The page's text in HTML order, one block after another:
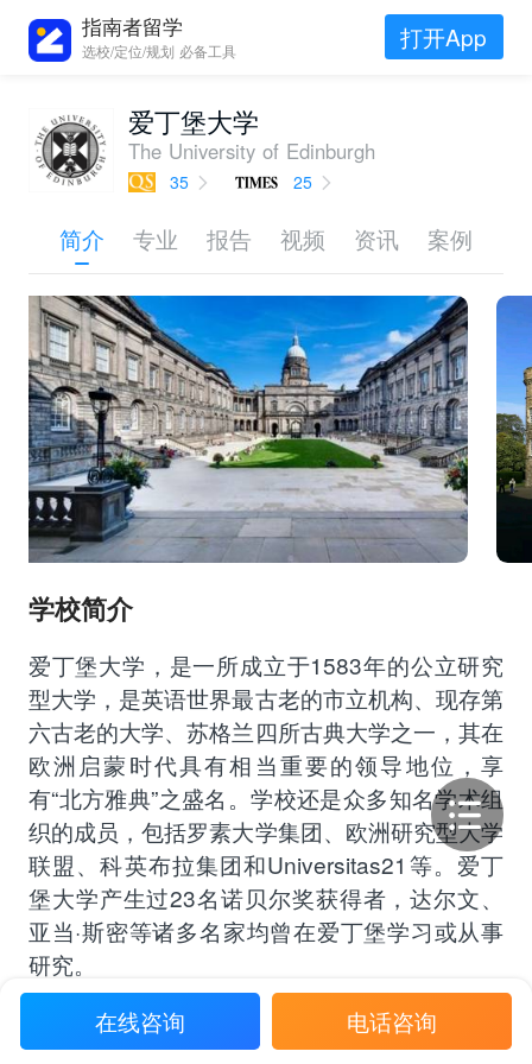
指南者留学
选校/定位/规划 必备工具 打开App
爱丁堡大学
The University of Edinburgh
35 25
简介 专业 报告 视频 资讯 案例
学校简介
爱丁堡大学，是一所成立于1583年的公立研究
型大学，是英语世界最古老的市立机构、现存第
六古老的大学、苏格兰四所古典大学之一，其在
欧洲启蒙时代具有相当重要的领导地位，享
有“北方雅典”之盛名。学校还是众多知名学术组
织的成员，包括罗素大学集团、欧洲研究型大学
联盟、科英布拉集团和Universitas21等。爱丁
堡大学产生过23名诺贝尔奖获得者，达尔文、
亚当·斯密等诸多名家均曾在爱丁堡学习或从事
研究。
罗素大学集团 科英布拉集团 欧洲研究型大学联盟
在线咨询 电话咨询